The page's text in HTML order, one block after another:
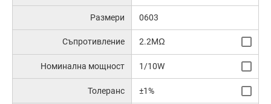
Размери 0603
Съпротивление 2.2MΩ
Номинална мощност 1/10W
Толеранс ±1%